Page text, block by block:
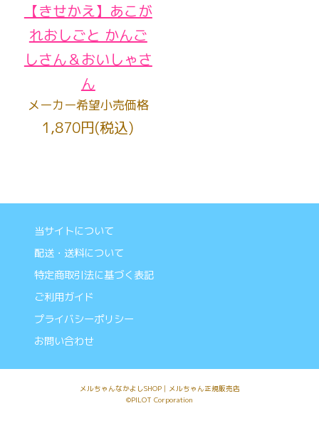
【きせかえ】あこが
れおしごと かんご
しさん＆おいしゃさ
ん
メーカー希望小売価格
1,870円(税込)
当サイトについて
配送・送料について
特定商取引法に基づく表記
ご利用ガイド
プライバシーポリシー
お問い合わせ
メルちゃんなかよしSHOP│メルちゃん正規販売店
©PILOT Corporation